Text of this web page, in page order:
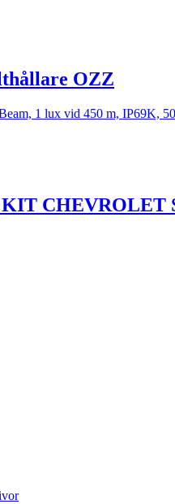
OZZ
1 lux vid 450 m, IP69K,
CHEVROLET